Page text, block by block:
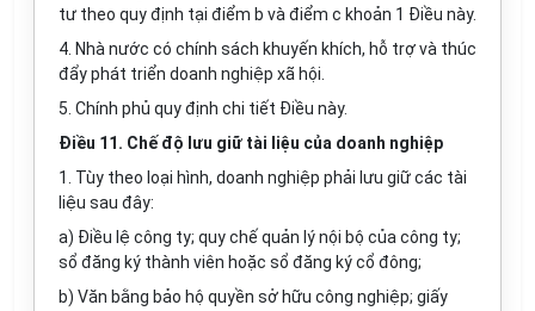
tư theo quy định tại điểm b và điểm c khoản 1 Điều này.
4. Nhà nước có chính sách khuyến khích, hỗ trợvà thúc
đẩy phát triển doanh nghiệp xã hội.
5. Chính phủ quy định chi tiết Điều này.
Điều 11. Chế độ lưu giữ tài liệu của doanh nghiệp
1. Tùy theo loại hình, doanh nghiệp phải lưu giữ các tài
liệu sau đây:
a) Điều lệ công ty; quy chế quản lý nội bộ của công ty;
sổ đăng ký thành viên hoặc sổ đăng ký cổ đông;
b) Văn bằng bảo hộ quyền sở hữu công nghiệp; giấy